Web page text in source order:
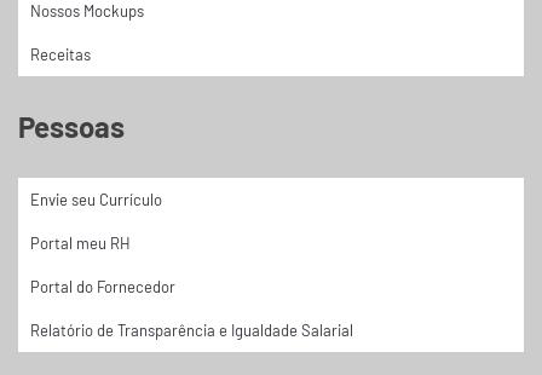
Nossos Mockups
Receitas
Pessoas
Envie seu Currículo
Portal meu RH
Portal do Fornecedor
Relatório de Transparência e Igualdade Salarial